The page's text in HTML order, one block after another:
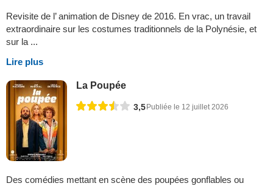
Revisite de l’ animation de Disney de 2016. En vrac, un travail
extraordinaire sur les costumes traditionnels de la Polynésie, et
sur la ...
Lire plus
La Poupée
3,5Publiée le 12 juillet 2026
Des comédies mettant en scène des poupées gonflables ou